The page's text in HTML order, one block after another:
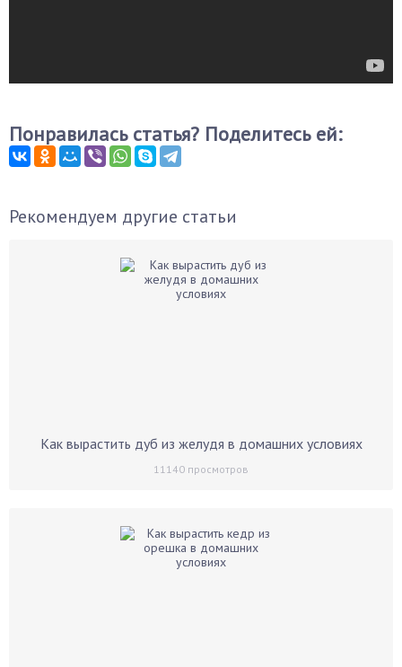
Понравилась статья? Поделитесь ей:
Рекомендуем другие статьи
Как вырастить дуб из желудя в домашних условиях
11140 просмотров